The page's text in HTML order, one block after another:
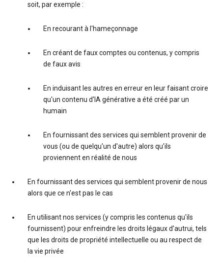
soit, par exemple :
En recourant à l'hameçonnage
En créant de faux comptes ou contenus, y compris
de faux avis
En induisant les autres en erreur en leur faisant croire
qu'un contenu d'IA générative a été créé par un
humain
En fournissant des services qui semblent provenir de
vous (ou de quelqu'un d'autre) alors qu'ils
proviennent en réalité de nous
En fournissant des services qui semblent provenir de nous
alors que ce n'est pas le cas
En utilisant nos services (y compris les contenus qu'ils
fournissent) pour enfreindre les droits légaux d'autrui, tels
que les droits de propriété intellectuelle ou au respect de
la vie privée